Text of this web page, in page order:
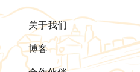
关于我们
博客